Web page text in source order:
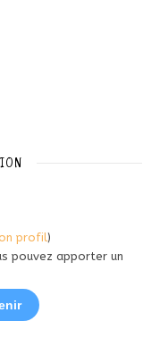
profil)
pouvez apporter un